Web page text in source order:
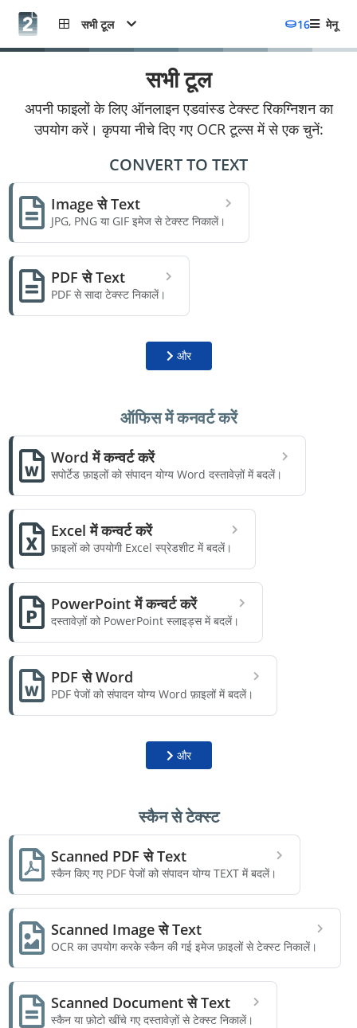
सभी टूल 16 मेनू
सभी टूल
अपनी फाइलों के लिए ऑनलाइन एडवांस्ड टेक्स्ट रिकग्निशन का
उपयोग करें। कृपया नीचे दिए गए OCR टूल्स में से एक चुनें:
CONVERT TO TEXT
Image से Text
JPG, PNG या GIF इमेज से टेक्स्ट निकालें।
PDF से Text
PDF से सादा टेक्स्ट निकालें।
और
ऑफिस में कनवर्ट करें
Word में कन्वर्ट करें
सपोर्टेड फ़ाइलों को संपादन योग्य Word दस्तावेज़ों में बदलें।
Excel में कन्वर्ट करें
फ़ाइलों को उपयोगी Excel स्प्रेडशीट में बदलें।
PowerPoint में कन्वर्ट करें
दस्तावेज़ों को PowerPoint स्लाइड्स में बदलें।
PDF से Word
PDF पेजों को संपादन योग्य Word फ़ाइलों में बदलें।
और
स्कैन से टेक्स्ट
Scanned PDF से Text
स्कैन किए गए PDF पेजों को संपादन योग्य TEXT में बदलें।
Scanned Image से Text
OCR का उपयोग करके स्कैन की गई इमेज फ़ाइलों से टेक्स्ट निकालें।
Scanned Document से Text
स्कैन या फ़ोटो खींचे गए दस्तावेज़ों से टेक्स्ट निकालें।